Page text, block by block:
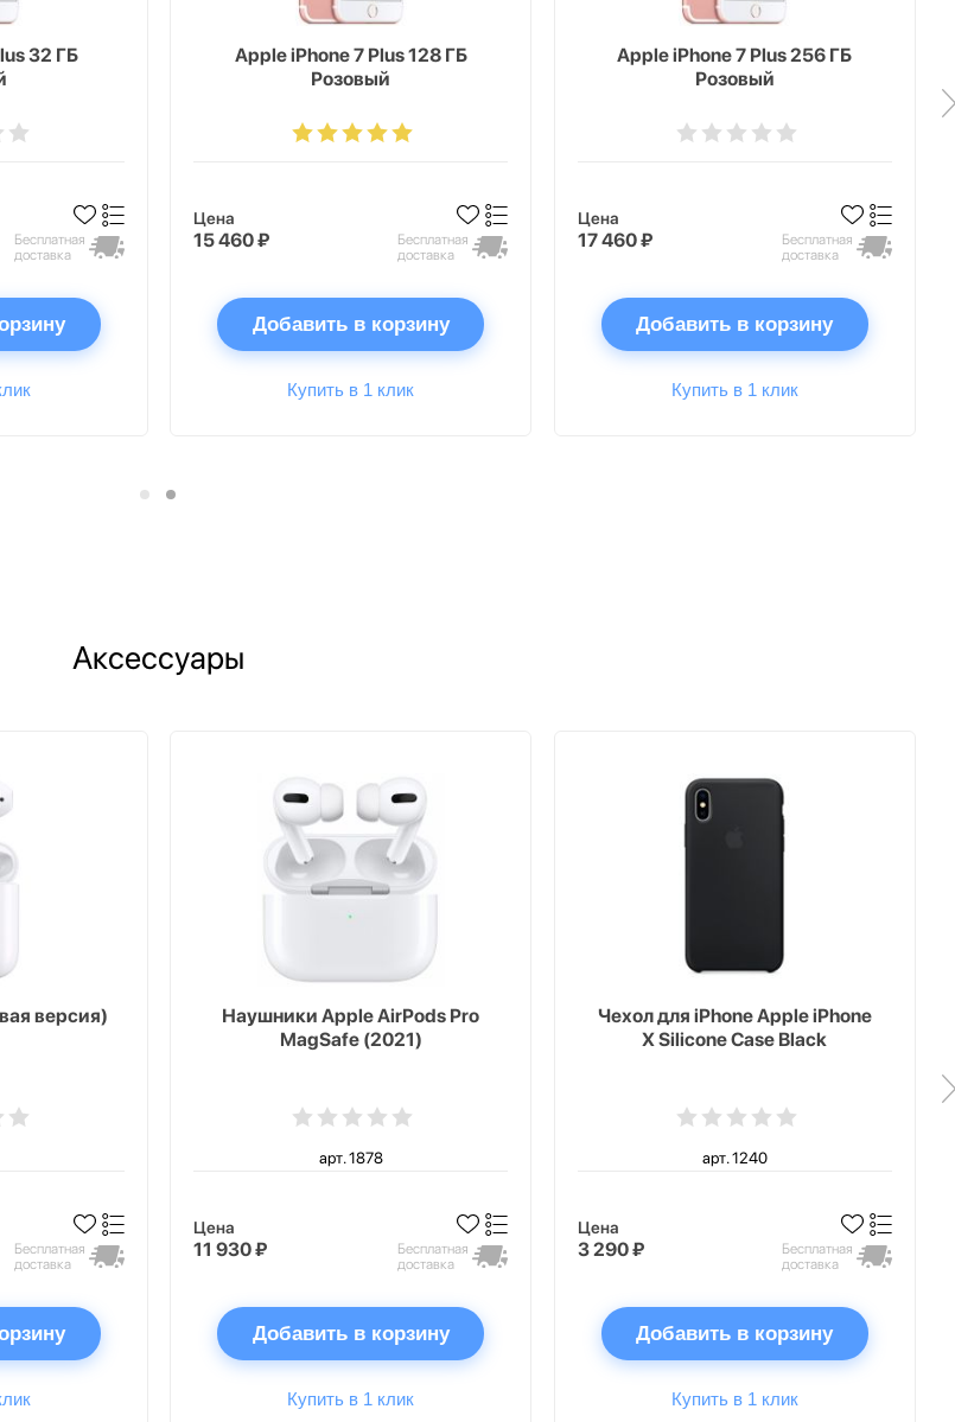
32 ГБ
Бесплатная
доставка
Apple iPhone 7 Plus 128 ГБ
Розовый
Цена
15 460 ₽
Бесплатная
доставка
Добавить в корзину
Купить в 1 клик
Apple iPhone 7 Plus 256 ГБ
Розовый
Цена
17 460 ₽
Бесплатная
доставка
Добавить в корзину
Купить в 1 клик
Аксессуары
версия)
Бесплатная
доставка
Наушники Apple AirPods Pro
MagSafe (2021)
арт. 1878
Цена
11 930 ₽
Бесплатная
доставка
Добавить в корзину
Купить в 1 клик
Чехол для iPhone Apple iPhone
X Silicone Case Black
арт. 1240
Цена
3 290 ₽
Бесплатная
доставка
Добавить в корзину
Купить в 1 клик